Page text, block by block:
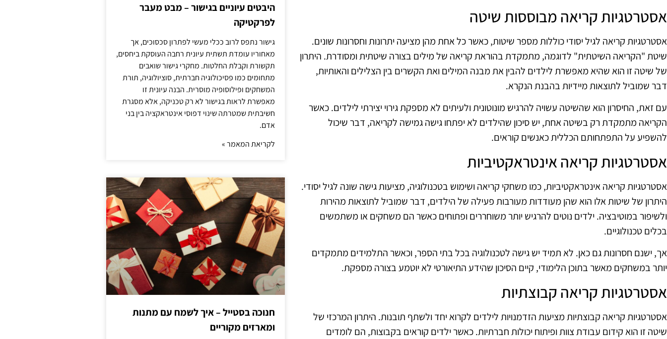
אסטרטגיות קריאה מבוססות שיטה
אסטרטגיות קריאה לגיל יסודי כוללות מספר שיטות, כאשר כל אחת מהן מציעה יתרונות וחסרונות שונים.
שיטת "הקריאה השיטתית" לדוגמה, מתמקדת בהוראת קריאה של מילים בצורה שיטתית ומסודרת. היתרון
של שיטה זו הוא שהיא מאפשרת לילדים להבין את מבנה המילים ואת הקשרים בין הצלילים והאותיות,
דבר שמוביל לתוצאות מיידיות בהבנת הנקרא.
עם זאת, החיסרון הוא שהשיטה עשויה להרגיש מונוטונית ולעיתים לא מספקת גירוי יצירתי לילדים. כאשר
הקריאה מתמקדת רק בשיטה אחת, יש סיכון שהילדים לא יפתחו גישה גמישה לקריאה, דבר שיכול
להשפיע על התפתחותם הכללית כאנשים קוראים.
אסטרטגיות קריאה אינטראקטיביות
אסטרטגיות קריאה אינטראקטיביות, כמו משחקי קריאה ושימוש בטכנולוגיה, מציעות גישה שונה לגיל יסודי.
היתרון של שיטות אלו הוא שהן מעודדות מעורבות פעילה של הילדים, דבר שמוביל לתוצאות מהירות
ולשיפור במוטיבציה. ילדים נוטים להרגיש יותר משוחררים ופתוחים כאשר הם משחקים או משתמשים
בכלים טכנולוגיים.
אך, ישנם חסרונות גם כאן. לא תמיד יש גישה לטכנולוגיה בכל בתי הספר, וכאשר התלמידים מתמקדים
יותר במשחקים מאשר בתוכן הלימודי, קיים הסיכון שהידע התיאורטי לא יוטמע בצורה מספקת.
אסטרטגיות קריאה קבוצתיות
אסטרטגיות קריאה קבוצתיות מציעות הזדמנויות לילדים לקרוא יחד ולשתף תובנות. היתרון המרכזי של
שיטה זו הוא קידום עבודת צוות ופיתוח יכולות חברתיות. כאשר ילדים קוראים בקבוצות, הם לומדים
היבטים עיוניים בגישור – מבט מעבר
לפרקטיקה
גישור נתפס לרוב ככלי מעשי לפתרון סכסוכים, אך
מאחוריו עומדת תשתית עיונית רחבה העוסקת ביחסים,
תקשורת וקבלת החלטות. מחקרי גישור שואבים
מתחומים כמו פסיכולוגיה חברתית, סוציולוגיה, תורת
המשחקים ופילוסופיה מוסרית. הבנה עיונית זו
מאפשרת לראות בגישור לא רק טכניקה, אלא מסגרת
חשיבתית שמטרתה שינוי דפוסי אינטראקציה בין בני
אדם.
לקריאת המאמר »
חנוכה בסטייל – איך לשמח עם מתנות
ומארזים מקוריים